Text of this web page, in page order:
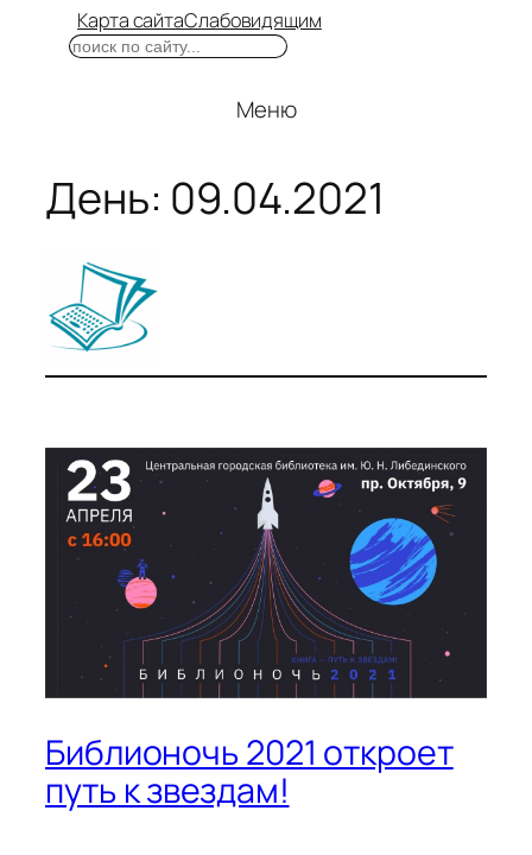
Карта сайтаСлабовидящим
Поиск
Меню
День: 09.04.2021
Библионочь 2021 откроет
путь к звездам!